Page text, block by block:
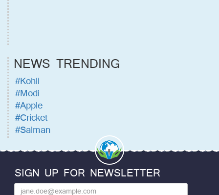
NEWS TRENDING
#Kohli
#Modi
#Apple
#Cricket
#Salman
SIGN UP FOR NEWSLETTER